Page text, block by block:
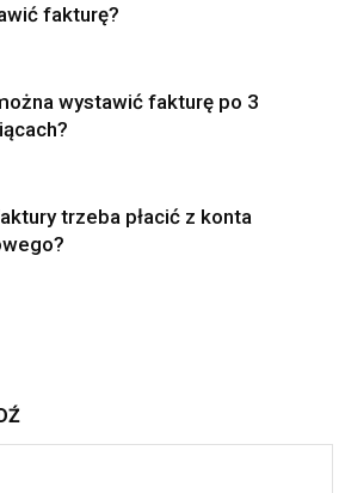
fakturę?
wystawić fakturę po 3
trzeba płacić z konta